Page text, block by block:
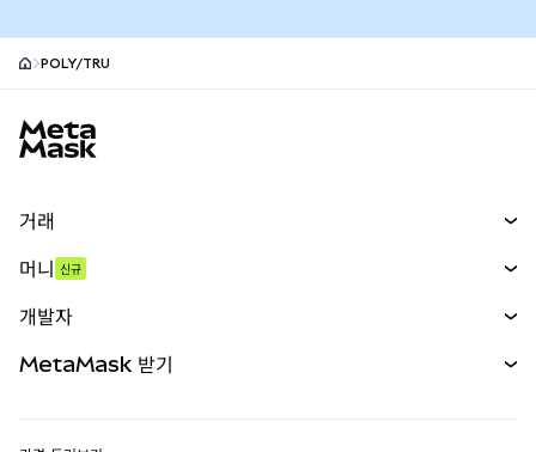
POLY/TRU
거래
무기한 선물
실물자산
머니 신규
개발자
MetaMask 받기